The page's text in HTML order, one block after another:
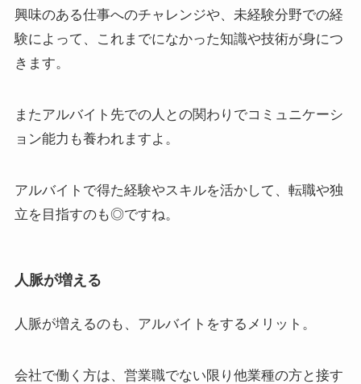
興味のある仕事へのチャレンジや、未経験分野での経
験によって、
これまでになかった知識や技術が身につ
きます。
またアルバイト先での人との関わりでコミュニケーシ
ョン能力も養われますよ。
アルバイトで得た経験やスキルを活かして、 転職や独
立を目指すのも◎ですね。
人脈が増える
人脈が増えるのも、アルバイトをするメリット。
会社で働く方は、営業職でない限り他業種の方と接す